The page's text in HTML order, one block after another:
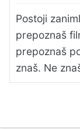
Postoji
prepoznaš
prepoznaš
znaš. Ne